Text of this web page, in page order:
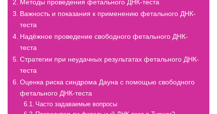
Методы проведения фетального ДНК-теста
Важность и показания к применению фетального ДНК-
теста
Надёжное проведение свободного фетального ДНК-
теста
Стратегии при неудачных результатах фетального ДНК-
теста
Оценка риска синдрома Дауна с помощью свободного
фетального ДНК-теста
Часто задаваемые вопросы